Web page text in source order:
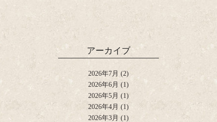
アーカイブ
2026年7月 (2)
2026年6月 (1)
2026年5月 (1)
2026年4月 (1)
2026年3月 (1)